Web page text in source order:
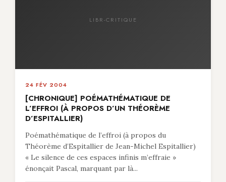
LIBR-CRITIQUE
24 FÉV 2004
[CHRONIQUE] POÉMATHÉMATIQUE DE
L’EFFROI (À PROPOS D’UN THÉORÈME
D’ESPITALLIER)
Poémathématique de l’effroi (à propos du
Théorème d’Espitallier de Jean-Michel Espitallier)
« Le silence de ces espaces infinis m’effraie »
énonçait Pascal, marquant par là...